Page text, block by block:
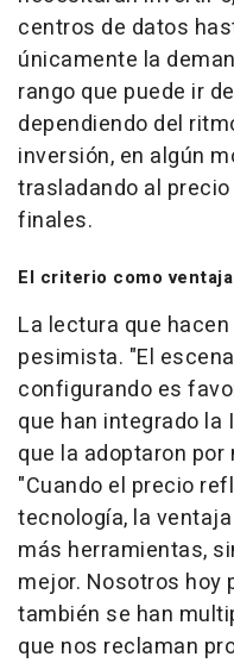
centros de datos
únicamente la
rango que puede ir
dependiendo del
inversión, en algún
trasladando al
finales.
El criterio como
La lectura que
pesimista. "El
configurando es
que han integrado la
que la adoptaron por
"Cuando el precio
tecnología, la
más herramientas,
mejor. Nosotros hoy
también se han
que nos reclaman